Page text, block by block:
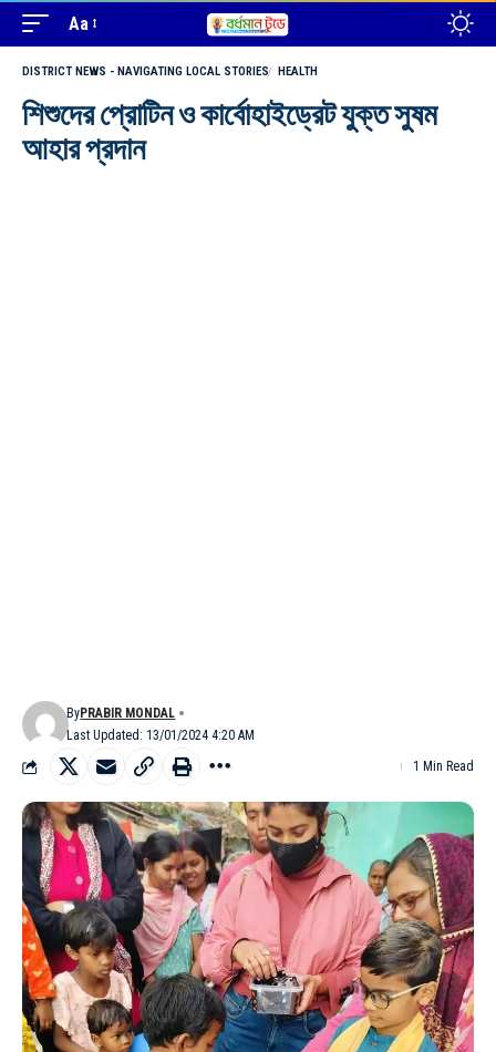
Aa
DISTRICT NEWS - NAVIGATING LOCAL STORIES HEALTH
শিশুদের প্রোটিন ও কার্বোহাইড্রেট যুক্ত সুষম
আহার প্রদান
Last Updated: 13/01/2024 4:20 AM
ByPRABIR MONDAL
1 Min Read